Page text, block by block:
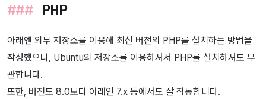
PHP
아래엔 외부 저장소를 이용해 최신 버전의 PHP를 설치하는 방법을
작성했으나, Ubuntu의 저장소를 이용하셔서 PHP를 설치하셔도 무
관합니다.
또한, 버전도 8.0보다 아래인 7.x 등에서도 잘 작동합니다.